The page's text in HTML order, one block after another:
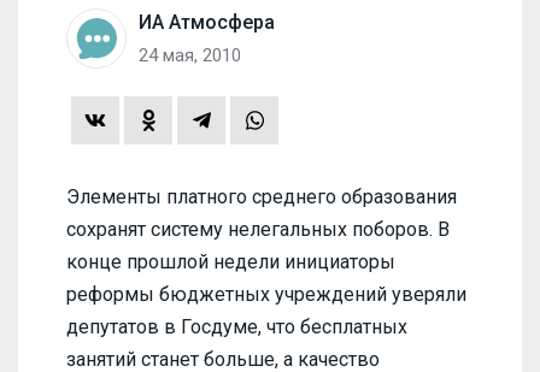
ИА Атмосфера
24 мая, 2010
Элементы платного среднего образования
сохранят систему нелегальных поборов. В
конце прошлой недели инициаторы
реформы бюджетных учреждений уверяли
депутатов в Госдуме, что бесплатных
занятий станет больше, а качество